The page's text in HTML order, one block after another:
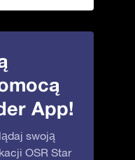
App!
swoją
OSR Star